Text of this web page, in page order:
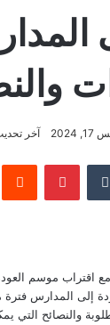
آخر تحديث:
بينتيريست
اقتراب موسم
إلى المدارس
والنصائح التي